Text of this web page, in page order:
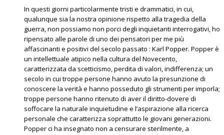
In questi giorni particolarmente tristi e drammatici, in cui,
qualunque sia la nostra opinione rispetto alla tragedia della
guerra, non possiamo non porci degli inquietanti interrogativi, ho
ripensato alle parole di uno dei pensatori per me più
affascinanti e positivi del secolo passato : Karl Popper. Popper è
un intellettuale atipico nella cultura del Novecento,
caratterizzata da scetticismo, perdita di valori, indifferenza; un
secolo in cui troppe persone hanno avuto la presunzione di
conoscere la verità e hanno posseduto gli strumenti per imporla;
troppe persone hanno ritenuto di aver il diritto-dovere di
soffocare la naturale inquietudine e l’aspirazione alla ricerca
personale che caratterizza soprattutto le giovani generazioni.
Popper ci ha insegnato non a censurare sterilmente, a